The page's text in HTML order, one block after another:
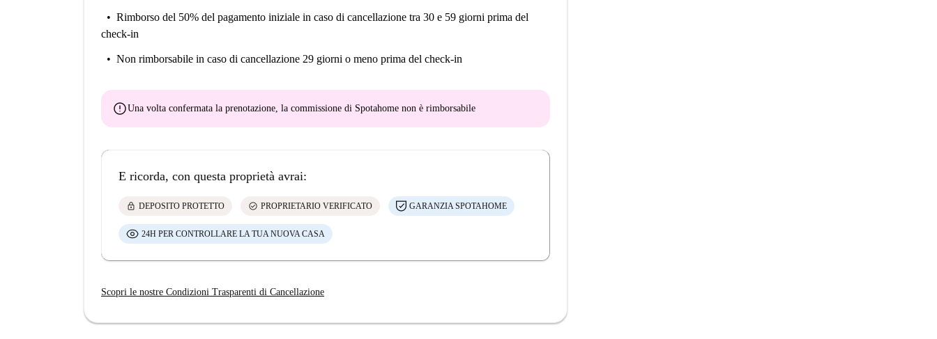
Rimborso del 50% del pagamento iniziale in caso di cancellazione tra 30 e 59 giorni prima del
check-in
Non rimborsabile in caso di cancellazione 29 giorni o meno prima del check-in
errorUna volta confermata la prenotazione, la commissione di Spotahome non è rimborsabile
E ricorda, con questa proprietà avrai:
lock DEPOSITO PROTETTO check_circle PROPRIETARIO VERIFICATO GARANZIA SPOTAHOME
24H PER CONTROLLARE LA TUA NUOVA CASA
Scopri le nostre Condizioni Trasparenti di Cancellazione